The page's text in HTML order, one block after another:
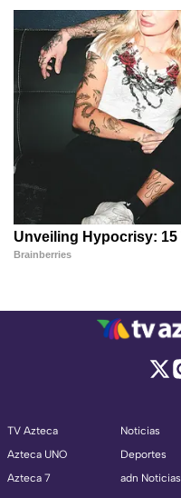
TV Azteca
Azteca UNO
Azteca 7
Noticias
Deportes
adn Noticias